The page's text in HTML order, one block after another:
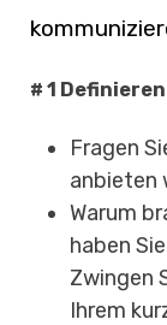
# 1
Fragen
anbieten
Warum
haben
Zwingen
Ihrem